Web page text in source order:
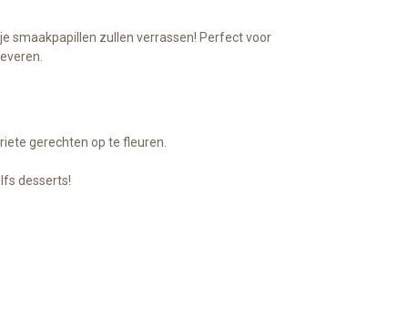
smaakpapillen zullen verrassen! Perfect voor
gerechten op te fleuren.
desserts!